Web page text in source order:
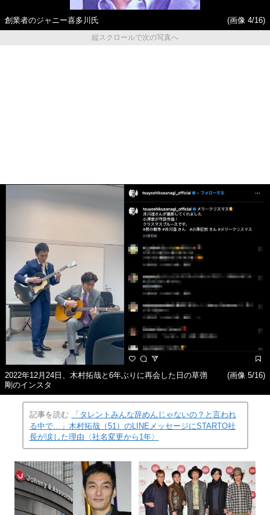
創業者のジャニー喜多川氏
(画像 4/16)
縦スクロールで次の写真へ
2022年12月24日、木村拓哉と6年ぶりに再会した日の草彅
剛のインスタ
(画像 5/16)
記事を読む
「タレントみんな辞めんじゃないの？と言われ
る中で…」木村拓哉（51）のLINEメッセージにSTARTO社
長が涙した理由〈社名変更から1年〉